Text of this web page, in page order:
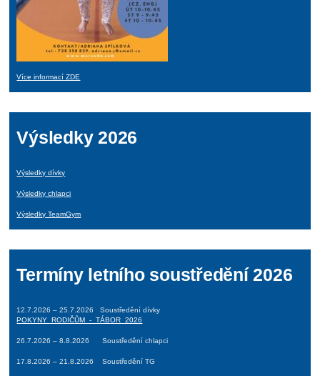
Více informací ZDE
Výsledky 2026
Výsledky dívky
Výsledky chlapci
Výsledky TeamGym
Termíny letního soustředění 2026
12.7.2026 – 25.7.2026 Soustředění dívky
POKYNY_RODIČŮM_-_TÁBOR_2026
26.7.2026 – 8.8.2026 Soustředění chlapci
17.8.2026 – 21.8.2026 Soustředění TG